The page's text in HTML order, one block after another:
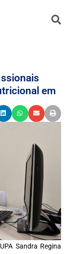
em
Sandra Regina